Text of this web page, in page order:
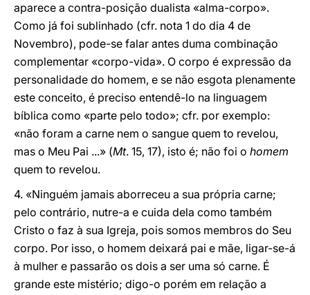
aparece a contra-posição dualista «alma-corpo».
Como já foi sublinhado (cfr. nota 1 do dia 4 de
Novembro), pode-se falar antes duma combinação
complementar «corpo-vida». O corpo é expressão da
personalidade do homem, e se não esgota plenamente
este conceito, é preciso entendê-lo na linguagem
bíblica como «parte pelo todo»; cfr. por exemplo:
«não foram a carne nem o sangue quem to revelou,
mas o Meu Pai ...» (Mt. 15, 17), isto é; não foi o homem
quem to revelou.
4. «Ninguém jamais aborreceu a sua própria carne;
pelo contrário, nutre-a e cuida dela como também
Cristo o faz à sua Igreja, pois somos membros do Seu
corpo. Por isso, o homem deixará pai e mãe, ligar-se-á
à mulher e passarão os dois a ser uma só carne. É
grande este mistério; digo-o porém em relação a